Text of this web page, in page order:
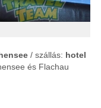
/ szállás: hotel
és Flachau